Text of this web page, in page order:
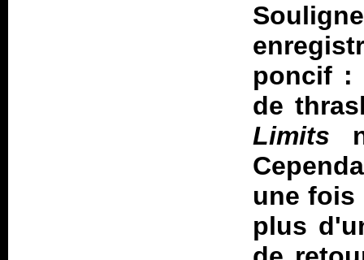
poncif :
de
Limits
une fois
plus